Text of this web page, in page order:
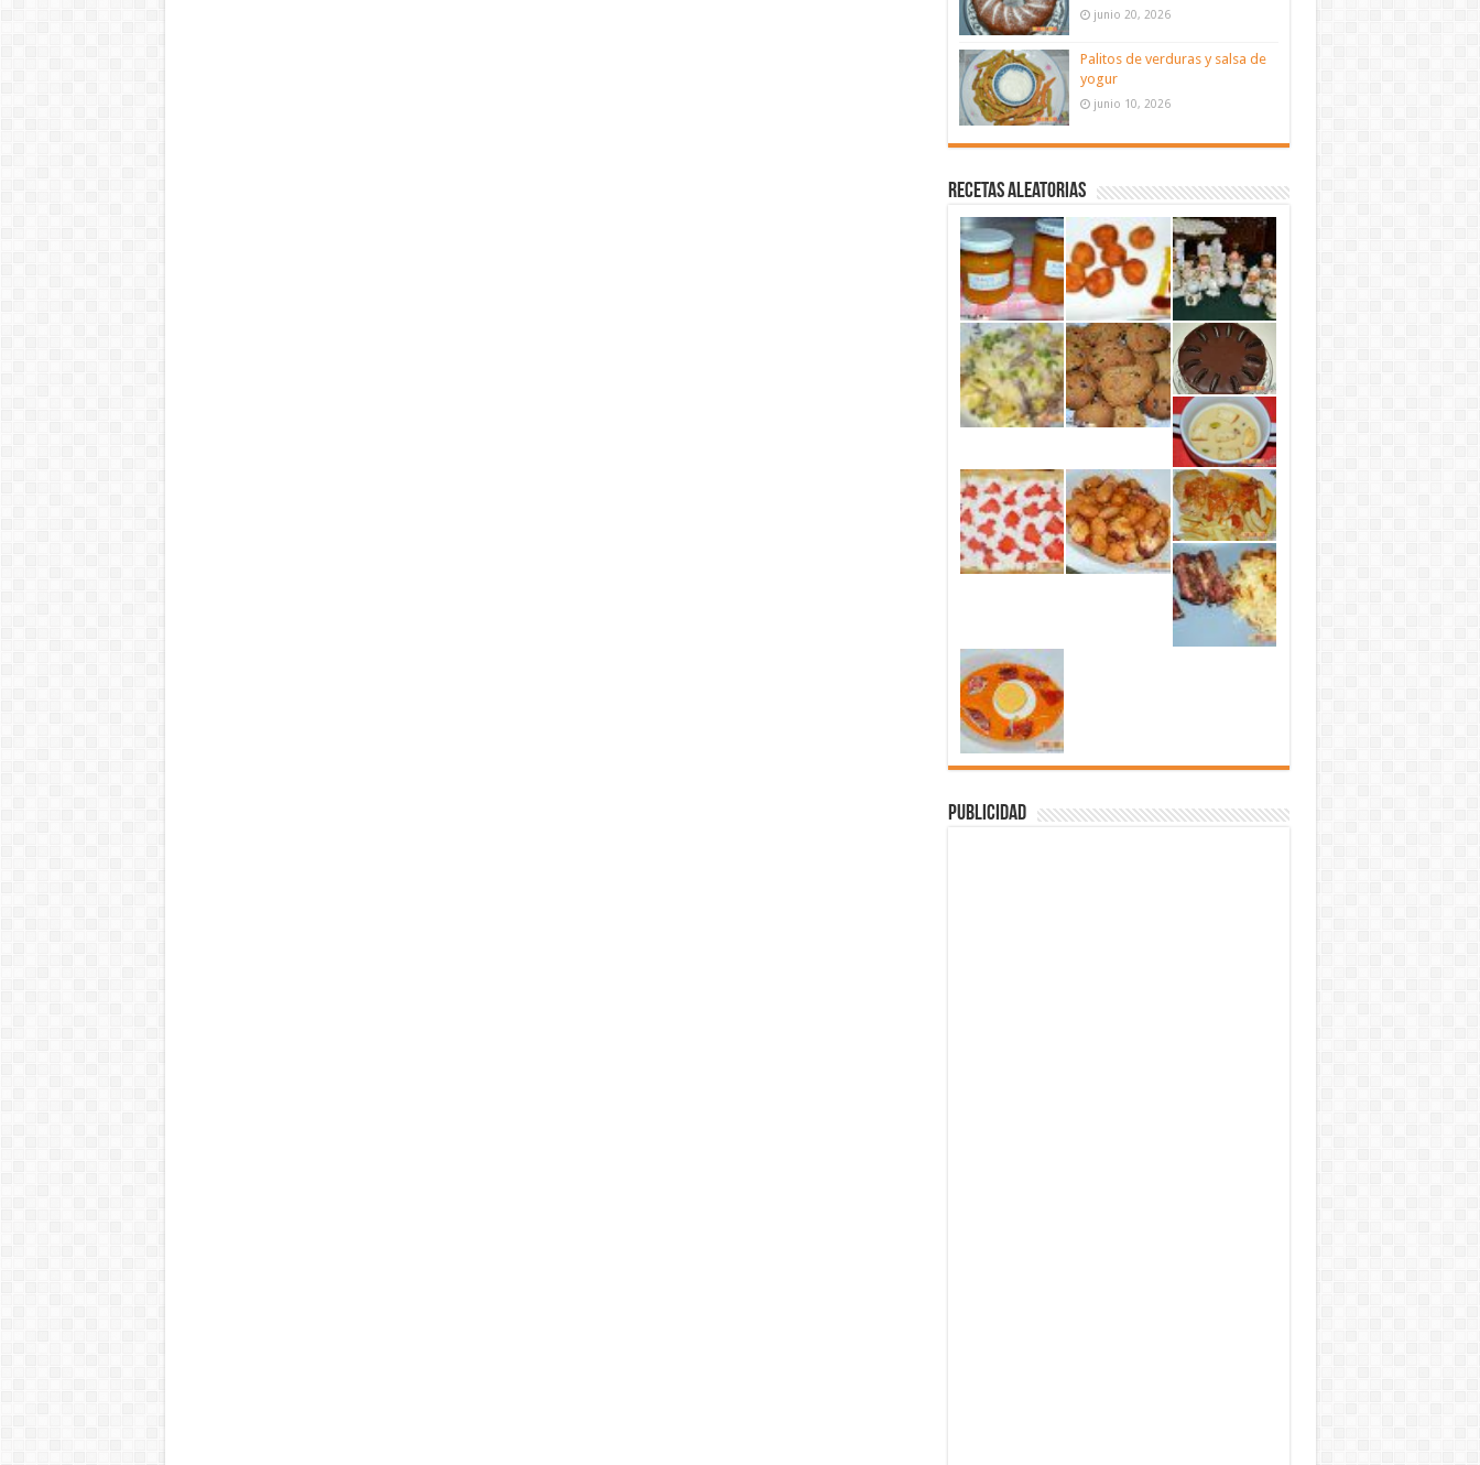
junio 20, 2026
Palitos de verduras y salsa de
yogur
junio 10, 2026
Recetas aleatorias
Publicidad